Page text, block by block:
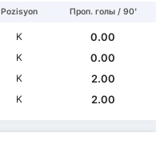
Pozisyon Проп. голы / 90'
K
0.00
K
0.00
K
2.00
K 2.00